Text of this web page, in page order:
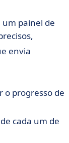
painel de
envia
o progresso de
cada um de